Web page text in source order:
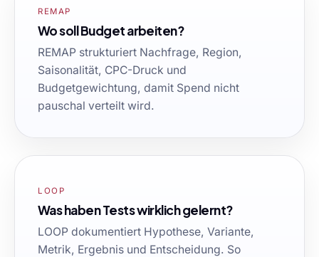
REMAP
Wo soll Budget arbeiten?
REMAP strukturiert Nachfrage, Region,
Saisonalität, CPC-Druck und
Budgetgewichtung, damit Spend nicht
pauschal verteilt wird.
LOOP
Was haben Tests wirklich gelernt?
LOOP dokumentiert Hypothese, Variante,
Metrik, Ergebnis und Entscheidung. So